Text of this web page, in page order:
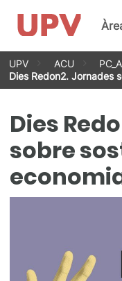
Vés
contingut
UPV ACU
Dies Redon2. Jornades
Dies
sobre